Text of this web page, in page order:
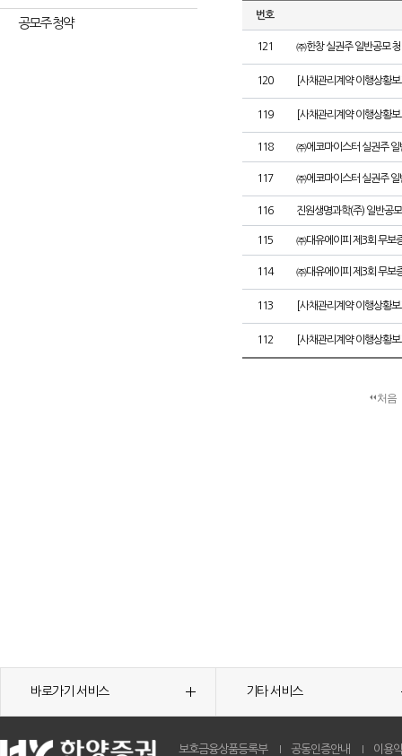
공모주 청약
번호
121 ㈜한창 실권주 일반공모
120 [사채관리계약 이행상황
119 [사채관리계약 이행상황
118 ㈜에코마이스터 실권주 일
117 ㈜에코마이스터 실권주 일
116 진원생명과학(주) 일반공
115 ㈜대유에이피 제3회 무보
114 ㈜대유에이피 제3회 무보
113 [사채관리계약 이행상황
112 [사채관리계약 이행상황
처음
바로가기 서비스 기타 서비스
보호금융상품등록부 공동인증안내 이용